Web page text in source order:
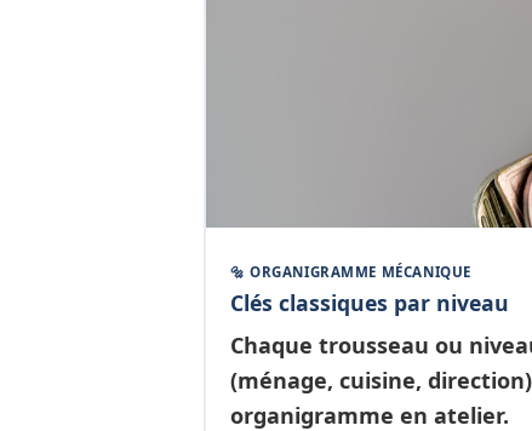
🔩 ORGANIGRAMME MÉCANIQUE
Clés classiques par niveau
Chaque trousseau ou
(ménage, cuisine,
organigramme en atelier.